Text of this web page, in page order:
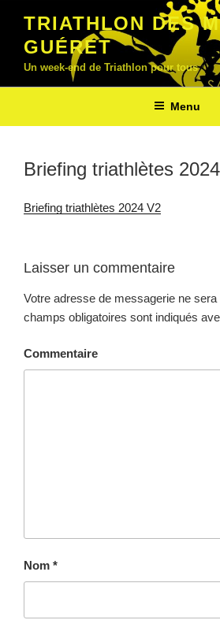
contenu
principal
TRIATHLON DES
GUÉRET
Un week-end de Triathlon pour tous
Menu
Briefing triathlètes
Briefing triathlètes 2024 V2
Laisser un commentaire
Votre adresse de messagerie ne sera
champs obligatoires sont indiqués
Commentaire
Nom *